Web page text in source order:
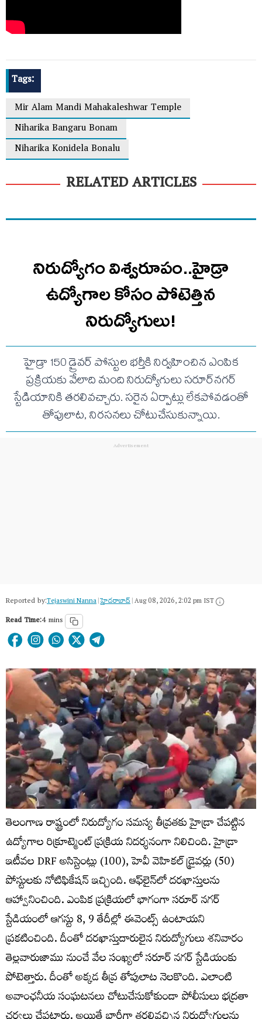
Tags:
Mir Alam Mandi Mahakaleshwar Temple
Niharika Bangaru Bonam
Niharika Konidela Bonalu
RELATED ARTICLES
నిరుద్యోగం విశ్వరూపం..హైడ్రా
ఉద్యోగాల కోసం పోటెత్తిన
నిరుద్యోగులు!
హైడ్రా 150 డ్రైవర్ పోస్టుల భర్తీకి నిర్వహించిన ఎంపిక
ప్రక్రియకు వేలాది మంది నిరుద్యోగులు సరూర్‌నగర్
స్టేడియానికి తరలివచ్చారు. సరైన ఏర్పాట్లు లేకపోవడంతో
తోపులాట, నిరసనలు చోటుచేసుకున్నాయి.
Reported by:Tejaswini Nanna|హైదరాబాద్​|Aug 08, 2026, 2:02 pm IST
Read Time:4 mins
తెలంగాణ రాష్ట్రంలో నిరుద్యోగం సమస్య తీవ్రతకు హైడ్రా చేపట్టిన
ఉద్యోగాల రిక్రూట్మెంట్ ప్రక్రియ నిదర్శనంగా నిలిచింది. హైడ్రా
ఇటీవల DRF అసిస్టెంట్లు (100), హెవీ వెహికల్ డ్రైవర్లు (50)
పోస్టులకు నోటిఫికేషన్ ఇచ్చింది. ఆఫ్‌లైన్‌లో దరఖాస్తులను
ఆహ్వానించింది. ఎంపిక ప్రక్రియలో భాగంగా సరూర్ నగర్
స్టేడియంలో ఆగస్టు 8, 9 తేదీల్లో ఈవెంట్స్ ఉంటాయని
ప్రకటించింది. దీంతో దరఖాస్తుదారులైన నిరుద్యోగులు శనివారం
తెల్లవారుజాము నుంచే వేల సంఖ్యలో సరూర్ నగర్ స్టేడియంకు
పోటెత్తారు. దీంతో అక్కడ తీవ్ర తోపులాట నెలకొంది. ఎలాంటి
అవాంఛనీయ సంఘటనలు చోటుచేసుకోకుండా పోలీసులు భద్రతా